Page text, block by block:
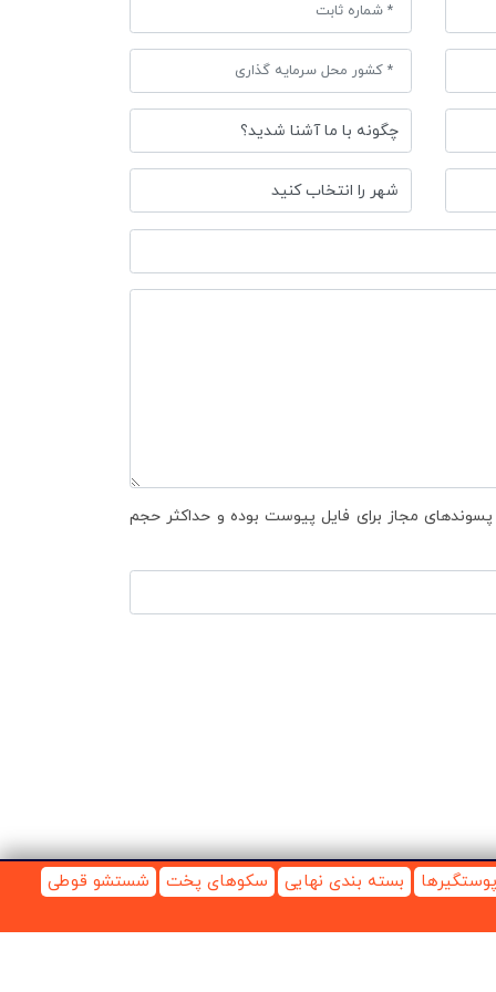
zip, rar, pdf, docx, xlsx, jpg, png پسوندهای مجاز برای فایل پیوست بوده و حداکثر حجم
پوستگیرها بسته بندی نهایی سکوهای پخت
شستشو قوطی